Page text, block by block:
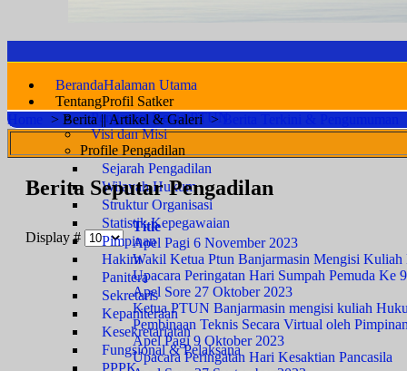
BerandaHalaman Utama
TentangProfil Satker
Pengantar Ketua PTUN
Visi dan Misi
Profile Pengadilan
Sejarah Pengadilan
Wilayah Hukum
Struktur Organisasi
Statistik Kepegawaian
Pimpinan
Hakim
Panitera
Sekretaris
Kepaniteraan
Kesekretariatan
Fungsional & Pelaksana
PPPK
Home > Berita || Artikel & Galeri >
Berita Seputar Pengadilan
Display #
Title
Apel Pagi 6 November 2023
Wakil Ketua Ptun Banjarmasin Mengisi
Upacara Peringatan Hari Sumpah Pemuda Ke
Apel Sore 27 Oktober 2023
Ketua PTUN Banjarmasin mengisi kuliah
Pembinaan Teknis Secara Virtual oleh
Apel Pagi 9 Oktober 2023
Upacara Peringatan Hari Kesaktian Pancasila